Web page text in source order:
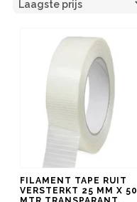
FILAMENT TAPE RUIT
VERSTERKT 25 MM X 50